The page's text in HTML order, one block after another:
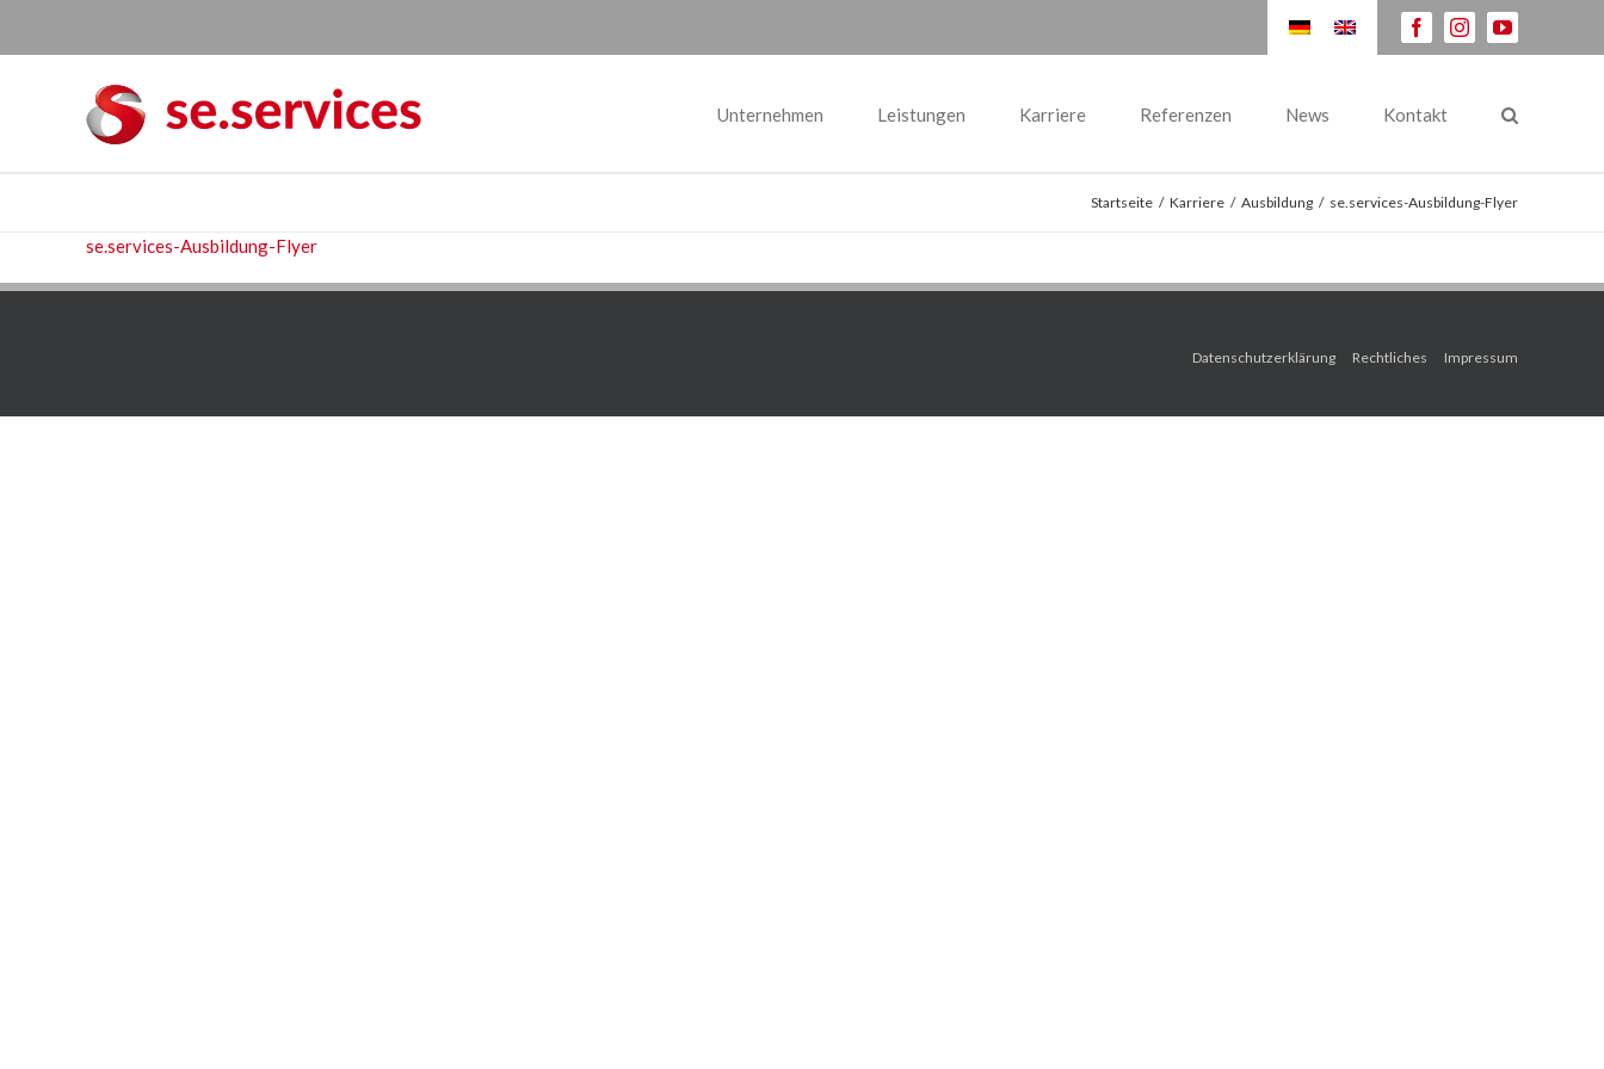
facebookinstagramyoutube
Unternehmen Leistungen Karriere Referenzen News Kontakt
Startseite / Karriere / Ausbildung / se.services-Ausbildung-Flyer
se.services-Ausbildung-Flyer
Datenschutzerklärung Rechtliches Impressum